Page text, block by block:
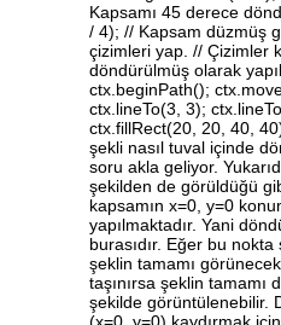
Kapsamı 45 derece
/ 4); // Kapsam düzmüş
çizimleri yap. // Çizimler
döndürülmüş olarak
ctx.beginPath();
ctx.lineTo(3, 3);
ctx.fillRect(20, 20, 40,
şekli nasıl tuval içinde
soru akla geliyor.
şekilden de görüldüğü
kapsamın x=0, y=0
yapılmaktadır. Yani
burasıdır. Eğer bu
şeklin tamamı
taşınırsa şeklin tamamı
şekilde görüntülenebilir.